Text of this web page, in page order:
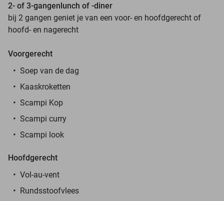
2- of 3-gangenlunch of -diner
bij 2 gangen geniet je van een voor- en hoofdgerecht of
hoofd- en nagerecht
Voorgerecht
Soep van de dag
Kaaskroketten
Scampi Kop
Scampi curry
Scampi look
Hoofdgerecht
Vol-au-vent
Rundsstoofvlees